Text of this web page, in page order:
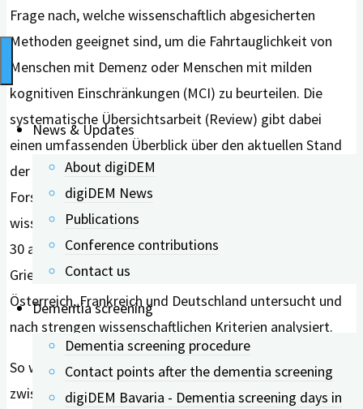
News & Updates
About digiDEM
digiDEM News
Publications
Conference contributions
Contact us
Dementia screening
Dementia screening procedure
Contact points after the dementia screening
digiDEM Bavaria - Dementia screening days in
Frage nach, welche wissenschaftlich abgesicherten
Methoden geeignet sind, um die Fahrtauglichkeit von
Menschen mit Demenz oder Menschen mit milden
kognitiven Einschränkungen (MCI) zu beurteilen. Die
systematische Übersichtsarbeit (Review) gibt dabei
einen umfassenden Überblick über den aktuellen Stand
der weltweiten Fachliteratur. So sichtete das
Forscherteam zunächst insgesamt 2225
wissenschaftliche Arbeiten. Im nächsten Schritt wurden
30 ausgewählte Studien aus USA, Australien,
Griechenland, Argentinien, Niederlande, Kanada,
Österreich, Frankreich und Deutschland untersucht und
nach strengen wissenschaftlichen Kriterien analysiert.
So wird nach aktuellem Stand der Wissenschaft
zwischen praxisorientierten Testverfahren und